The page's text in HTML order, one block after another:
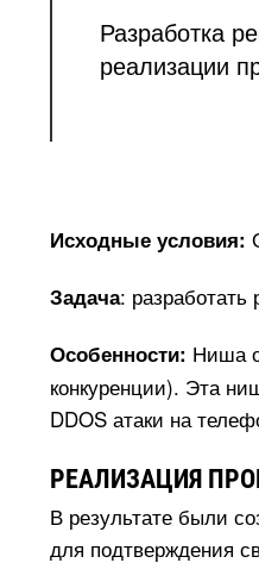
Разработка
реализации
Исходные условия:
Задача:
Особенности: Ниша
конкуренции). Эта
DDOS атаки на
РЕАЛИЗАЦИЯ
результате были
для подтверждения